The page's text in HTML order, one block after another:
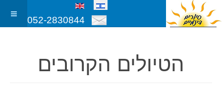
052-2830844
הטיולים הקרובים